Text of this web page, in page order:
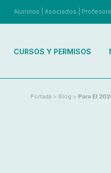
Alumnos Asociados
CURSOS Y PERMISOS
Portada > Blog > Para El